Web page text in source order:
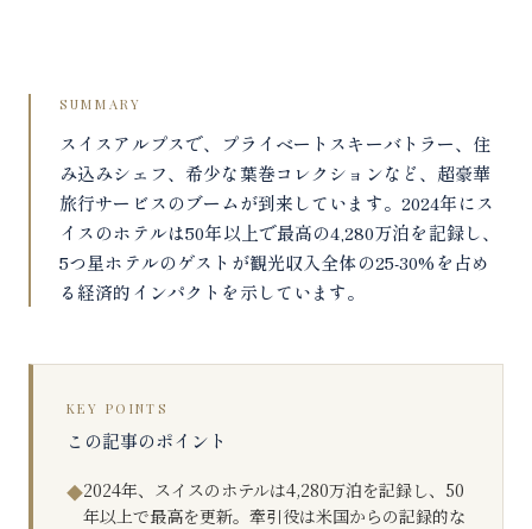
SUMMARY
スイスアルプスで、プライベートスキーバトラー、住
み込みシェフ、希少な葉巻コレクションなど、超豪華
旅行サービスのブームが到来しています。2024年にス
イスのホテルは50年以上で最高の4,280万泊を記録し、
5つ星ホテルのゲストが観光収入全体の25-30%を占め
る経済的インパクトを示しています。
KEY POINTS
この記事のポイント
◆2024年、スイスのホテルは4,280万泊を記録し、50
年以上で最高を更新。牽引役は米国からの記録的な